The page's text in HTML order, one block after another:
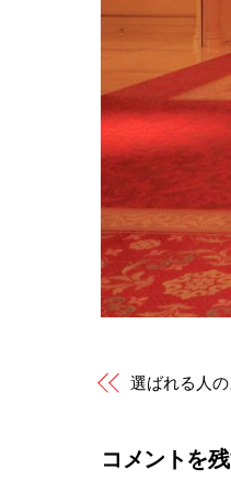
選ばれる人
コメントを